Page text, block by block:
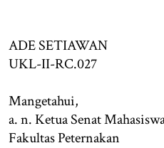
ADE SETIAWAN
UKL-II-RC.027
Mangetahui,
a. n. Ketua Senat
Fakultas Peternakan